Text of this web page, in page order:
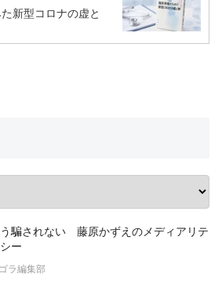
新型コロナの虚と
騙されない 藤原かずえのメディアリテ
ー
ラ編集部